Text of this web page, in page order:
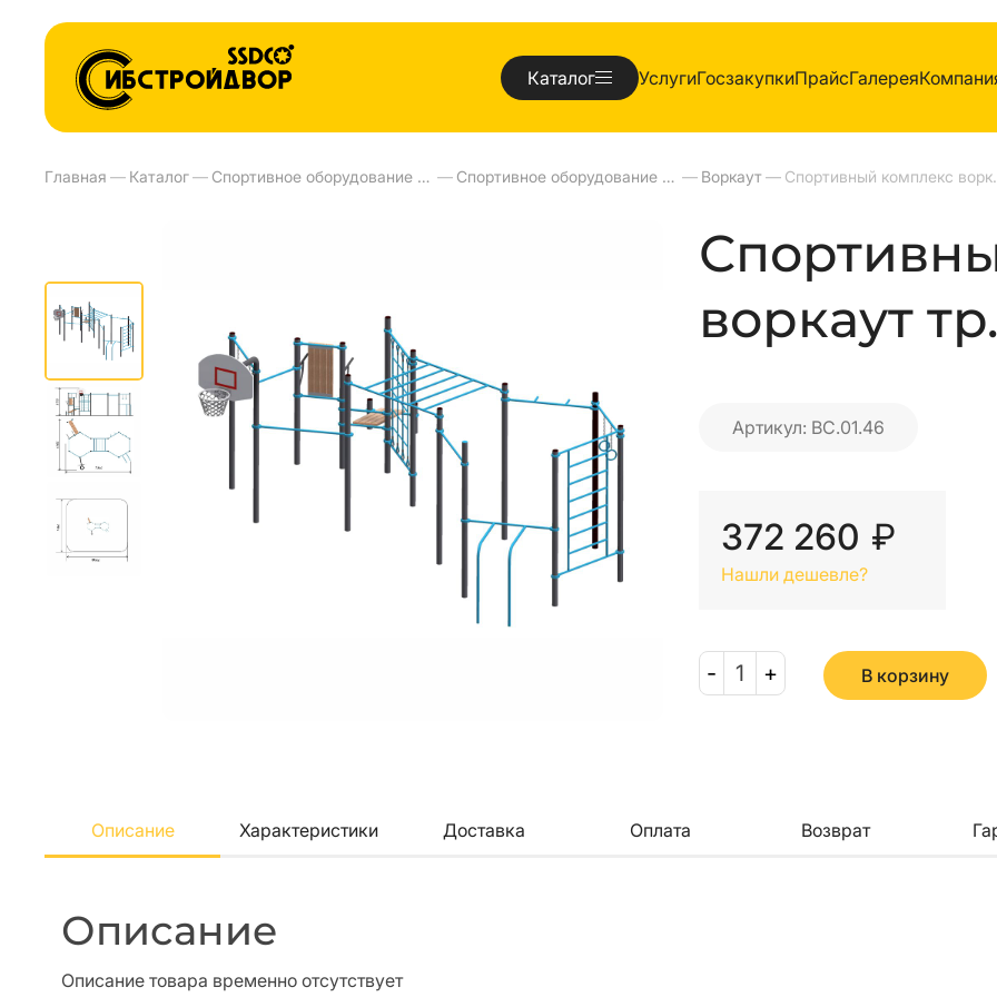
Каталог УслугиГосзакупкиПрайсГалерея
Главная — Каталог— Спортивное оборудование и тренажеры для улиц — Спортивное оборудование для улиц — Воркаут —
воркаут
Артикул: ВС.01.46
372 260 ₽
Нашли дешевле?
- 1 + В корзину
Описание Характеристики Доставка Оплата Возврат
Описание
Описание товара временно отсутствует